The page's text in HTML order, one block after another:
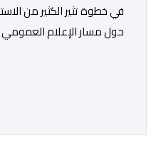
في خطوة تثير الكثير من
حول مسار الإعلام العمومي
الاجتماعية”، يُمثِّل خروجاً